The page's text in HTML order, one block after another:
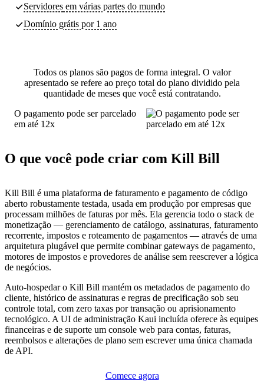
Servidores em várias partes do mundo
Domínio grátis por 1 ano
Todos os planos são pagos de forma integral. O valor
apresentado se refere ao preço total do plano dividido pela
quantidade de meses que você está contratando.
O pagamento pode ser parcelado
em até 12x
O que você pode criar com Kill Bill
Kill Bill é uma plataforma de faturamento e pagamento de código
aberto robustamente testada, usada em produção por empresas que
processam milhões de faturas por mês. Ela gerencia todo o stack de
monetização — gerenciamento de catálogo, assinaturas, faturamento
recorrente, impostos e roteamento de pagamentos — através de uma
arquitetura plugável que permite combinar gateways de pagamento,
motores de impostos e provedores de análise sem reescrever a lógica
de negócios.
Auto-hospedar o Kill Bill mantém os metadados de pagamento do
cliente, histórico de assinaturas e regras de precificação sob seu
controle total, com zero taxas por transação ou aprisionamento
tecnológico. A UI de administração Kaui incluída oferece às equipes
financeiras e de suporte um console web para contas, faturas,
reembolsos e alterações de plano sem escrever uma única chamada
de API.
Comece agora